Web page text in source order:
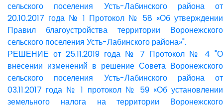
сельского поселения Усть-Лабинского района от
20.10.2017 года № 1 Протокол № 58 «Об утверждении
Правил благоустройства территории Воронежского
сельского поселения Усть-Лабинского района»".
РЕШЕНИЕ от 25.11.2019 года № 7 Протокол № 4 "О
внесении изменений в решение Совета Воронежского
сельского поселения Усть-Лабинского района от
03.11.2017 года № 1 протокол № 59 «Об установлении
земельного налога на территории Воронежского